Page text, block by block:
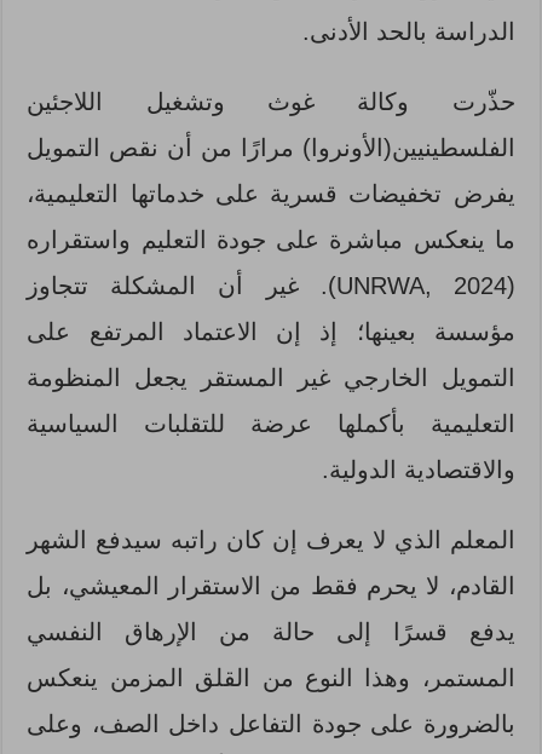
الدراسة بالحد الأدنى.
حذّرت وكالة غوث وتشغيل اللاجئين
الفلسطينيين(الأونروا) مرارًا من أن نقص التمويل
يفرض تخفيضات قسرية على خدماتها التعليمية،
ما ينعكس مباشرة على جودة التعليم واستقراره
(UNRWA, 2024). غير أن المشكلة تتجاوز
مؤسسة بعينها؛ إذ إن الاعتماد المرتفع على
التمويل الخارجي غير المستقر يجعل المنظومة
التعليمية بأكملها عرضة للتقلبات السياسية
والاقتصادية الدولية.
المعلم الذي لا يعرف إن كان راتبه سيدفع الشهر
القادم، لا يحرم فقط من الاستقرار المعيشي، بل
يدفع قسرًا إلى حالة من الإرهاق النفسي
المستمر، وهذا النوع من القلق المزمن ينعكس
بالضرورة على جودة التفاعل داخل الصف، وعلى